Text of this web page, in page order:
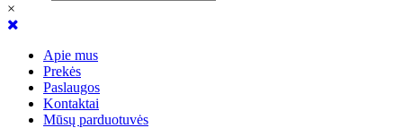
×
Apie mus
Prekės
Paslaugos
Kontaktai
Mūsų parduotuvės